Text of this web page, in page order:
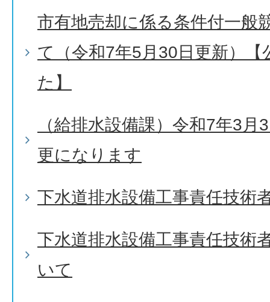
市有地売却に係る条件付一般
て（令和7年5月30日更新）【
た】
（給排水設備課）令和7年3
更になります
下水道排水設備工事責任技術
下水道排水設備工事責任技術
いて